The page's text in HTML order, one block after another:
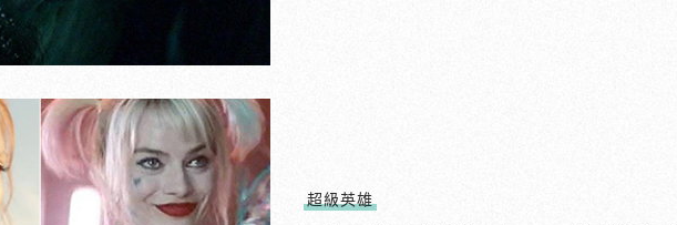
超級英雄